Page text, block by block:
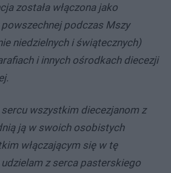
została włączona jako
podczas Mszy
niedzielnych i świątecznych)
i innych ośrodkach diecezji
sercu wszystkim diecezjanom z
ją w swoich osobistych
włączającym się w tę
z serca pasterskiego